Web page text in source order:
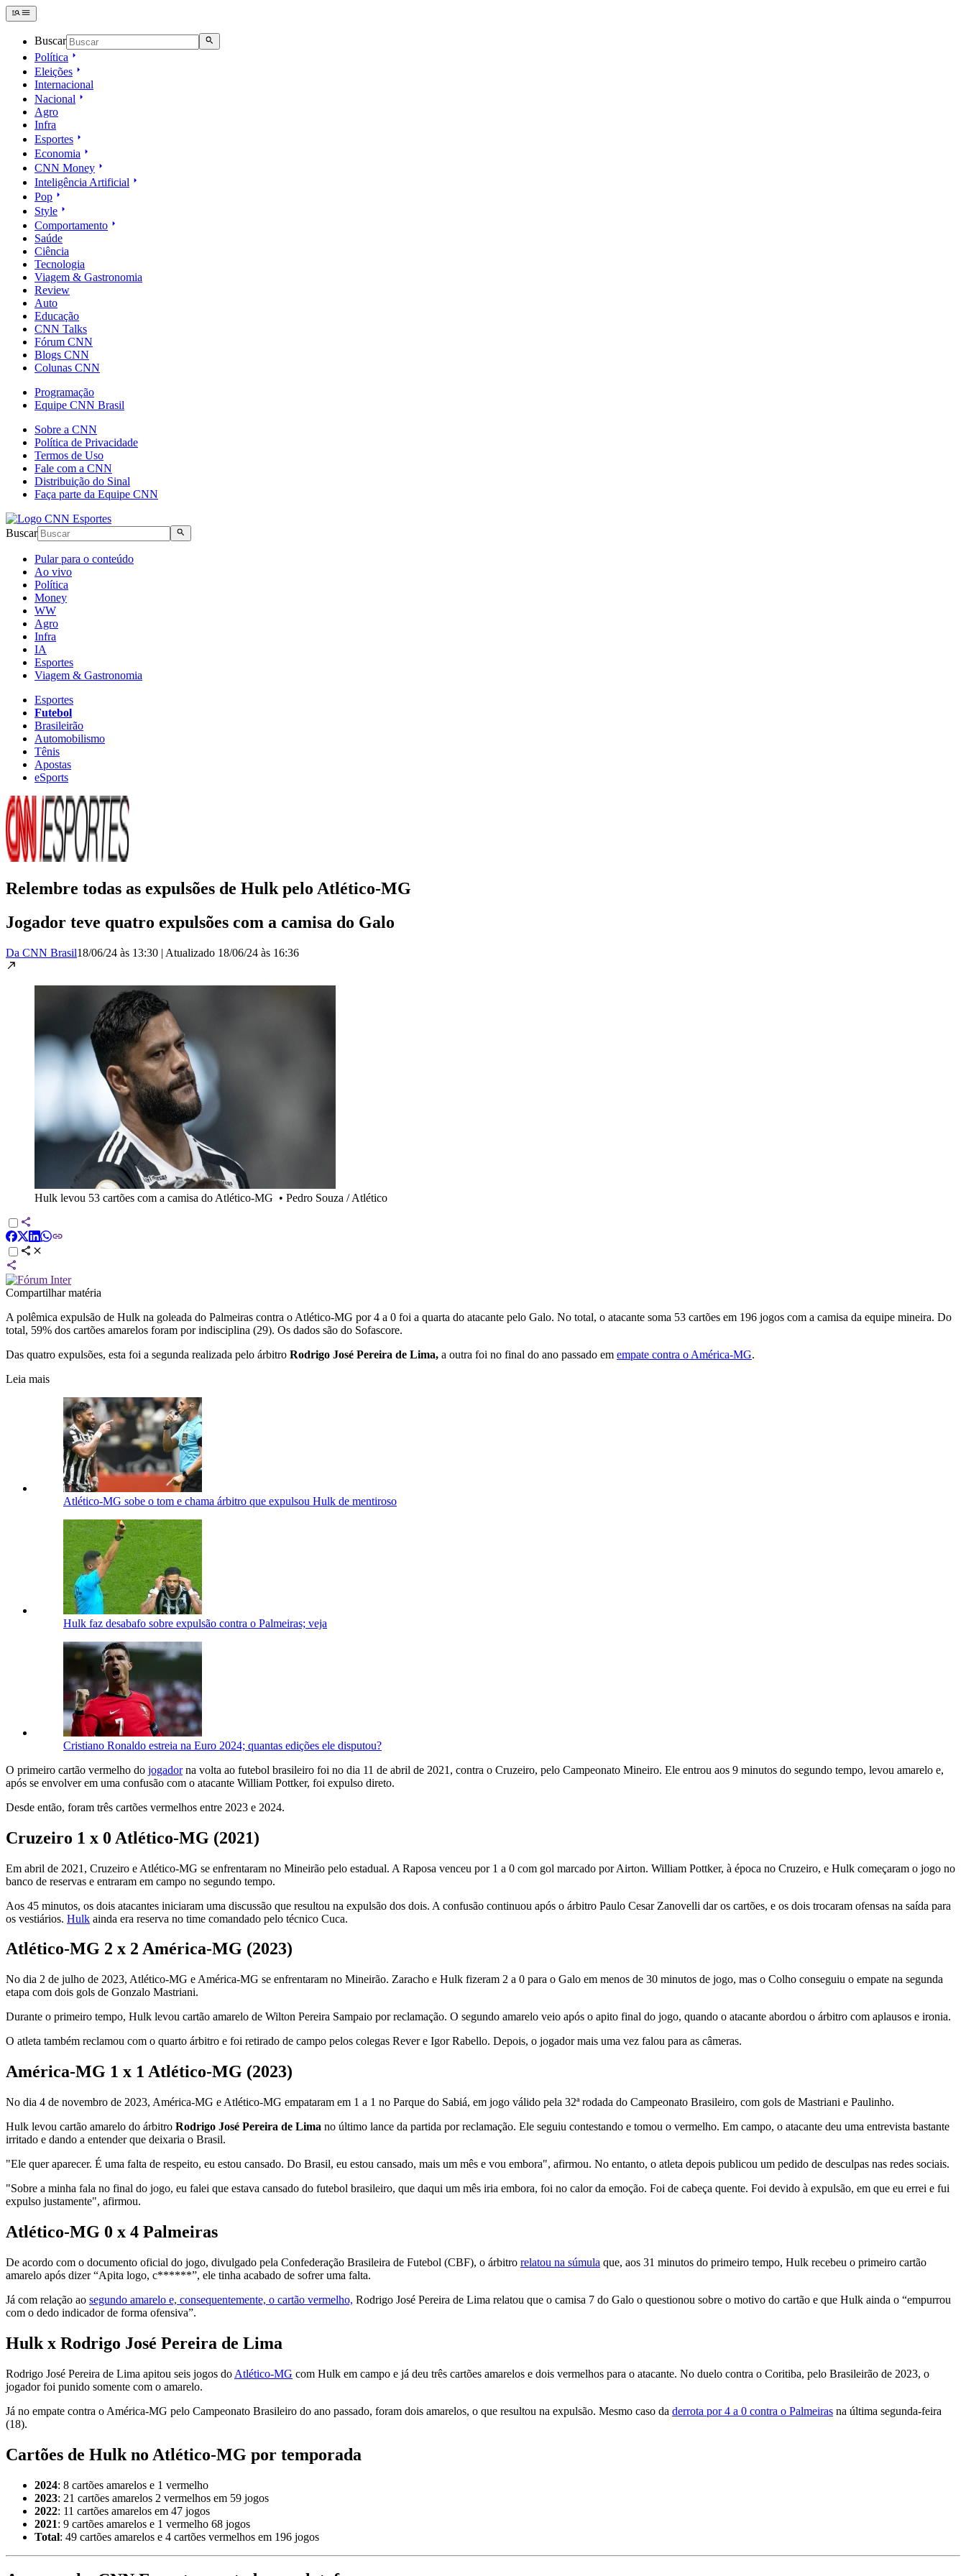
Buscar
Política
Eleições
Internacional
Nacional
Agro
Infra
Esportes
Economia
CNN Money
Inteligência Artificial
Pop
Style
Comportamento
Saúde
Ciência
Tecnologia
Viagem & Gastronomia
Review
Auto
Educação
CNN Talks
Fórum CNN
Blogs CNN
Colunas CNN
Programação
Equipe CNN Brasil
Sobre a CNN
Política de Privacidade
Termos de Uso
Fale com a CNN
Distribuição do Sinal
Faça parte da Equipe CNN
Buscar
Pular para o conteúdo
Ao vivo
Política
Money
WW
Agro
Infra
IA
Esportes
Viagem & Gastronomia
Esportes
Futebol
Brasileirão
Automobilismo
Tênis
Apostas
eSports
Relembre todas as expulsões de Hulk pelo Atlético-MG
Jogador teve quatro expulsões com a camisa do Galo
Da CNN Brasil18/06/24 às 13:30 | Atualizado 18/06/24 às 16:36
Hulk levou 53 cartões com a camisa do Atlético-MG • Pedro Souza / Atlético
Compartilhar matéria
A polêmica expulsão de Hulk na goleada do Palmeiras contra o Atlético-MG por 4 a 0 foi a quarta do atacante pelo Galo. No total, o atacante soma 53 cartões em 196 jogos com a camisa da equipe mineira. Do
total, 59% dos cartões amarelos foram por indisciplina (29). Os dados são do Sofascore.
Das quatro expulsões, esta foi a segunda realizada pelo árbitro Rodrigo José Pereira de Lima, a outra foi no final do ano passado em empate contra o América-MG.
Leia mais
Atlético-MG sobe o tom e chama árbitro que expulsou Hulk de mentiroso
Hulk faz desabafo sobre expulsão contra o Palmeiras; veja
Cristiano Ronaldo estreia na Euro 2024; quantas edições ele disputou?
O primeiro cartão vermelho do jogadorna volta ao futebol brasileiro foi no dia 11 de abril de 2021, contra o Cruzeiro, pelo Campeonato Mineiro. Ele entrou aos 9 minutos do segundo tempo, levou amarelo e,
após se envolver em uma confusão com o atacante William Pottker, foi expulso direto.
Desde então, foram três cartões vermelhos entre 2023 e 2024.
Cruzeiro 1 x 0 Atlético-MG (2021)
Em abril de 2021, Cruzeiro e Atlético-MG se enfrentaram no Mineirão pelo estadual. A Raposa venceu por 1 a 0 com gol marcado por Airton. William Pottker, à época no Cruzeiro, e Hulk começaram o jogo no
banco de reservas e entraram em campo no segundo tempo.
Aos 45 minutos, os dois atacantes iniciaram uma discussão que resultou na expulsão dos dois. A confusão continuou após o árbitro Paulo Cesar Zanovelli dar os cartões, e os dois trocaram ofensas na saída para
os vestiários. Hulk ainda era reserva no time comandado pelo técnico Cuca.
Atlético-MG 2 x 2 América-MG (2023)
No dia 2 de julho de 2023, Atlético-MG e América-MG se enfrentaram no Mineirão. Zaracho e Hulk fizeram 2 a 0 para o Galo em menos de 30 minutos de jogo, mas o Colho conseguiu o empate na segunda
etapa com dois gols de Gonzalo Mastriani.
Durante o primeiro tempo, Hulk levou cartão amarelo de Wilton Pereira Sampaio por reclamação. O segundo amarelo veio após o apito final do jogo, quando o atacante abordou o árbitro com aplausos e ironia.
O atleta também reclamou com o quarto árbitro e foi retirado de campo pelos colegas Rever e Igor Rabello. Depois, o jogador mais uma vez falou para as câmeras.
América-MG 1 x 1 Atlético-MG (2023)
No dia 4 de novembro de 2023, América-MG e Atlético-MG empataram em 1 a 1 no Parque do Sabiá, em jogo válido pela 32ª rodada do Campeonato Brasileiro, com gols de Mastriani e Paulinho.
Hulk levou cartão amarelo do árbitro Rodrigo José Pereira de Lima no último lance da partida por reclamação. Ele seguiu contestando e tomou o vermelho. Em campo, o atacante deu uma entrevista bastante
irritado e dando a entender que deixaria o Brasil.
"Ele quer aparecer. É uma falta de respeito, eu estou cansado. Do Brasil, eu estou cansado, mais um mês e vou embora", afirmou. No entanto, o atleta depois publicou um pedido de desculpas nas redes sociais.
"Sobre a minha fala no final do jogo, eu falei que estava cansado do futebol brasileiro, que daqui um mês iria embora, foi no calor da emoção. Foi de cabeça quente. Foi devido à expulsão, em que eu errei e fui
expulso justamente", afirmou.
Atlético-MG 0 x 4 Palmeiras
De acordo com o documento oficial do jogo, divulgado pela Confederação Brasileira de Futebol (CBF), o árbitro relatou na súmula que, aos 31 minutos do primeiro tempo, Hulk recebeu o primeiro cartão
amarelo após dizer “Apita logo, c******”, ele tinha acabado de sofrer uma falta.
Já com relação ao segundo amarelo e, consequentemente, o cartão vermelho, Rodrigo José Pereira de Lima relatou que o camisa 7 do Galo o questionou sobre o motivo do cartão e que Hulk ainda o “empurrou
com o dedo indicador de forma ofensiva”.
Hulk x Rodrigo José Pereira de Lima
Rodrigo José Pereira de Lima apitou seis jogos do Atlético-MG com Hulk em campo e já deu três cartões amarelos e dois vermelhos para o atacante. No duelo contra o Coritiba, pelo Brasileirão de 2023, o
jogador foi punido somente com o amarelo.
Já no empate contra o América-MG pelo Campeonato Brasileiro do ano passado, foram dois amarelos, o que resultou na expulsão. Mesmo caso da derrota por 4 a 0 contra o Palmeiras na última segunda-feira
(18).
Cartões de Hulk no Atlético-MG por temporada
2024: 8 cartões amarelos e 1 vermelho
2023: 21 cartões amarelos 2 vermelhos em 59 jogos
2022: 11 cartões amarelos em 47 jogos
2021: 9 cartões amarelos e 1 vermelho 68 jogos
Total: 49 cartões amarelos e 4 cartões vermelhos em 196 jogos